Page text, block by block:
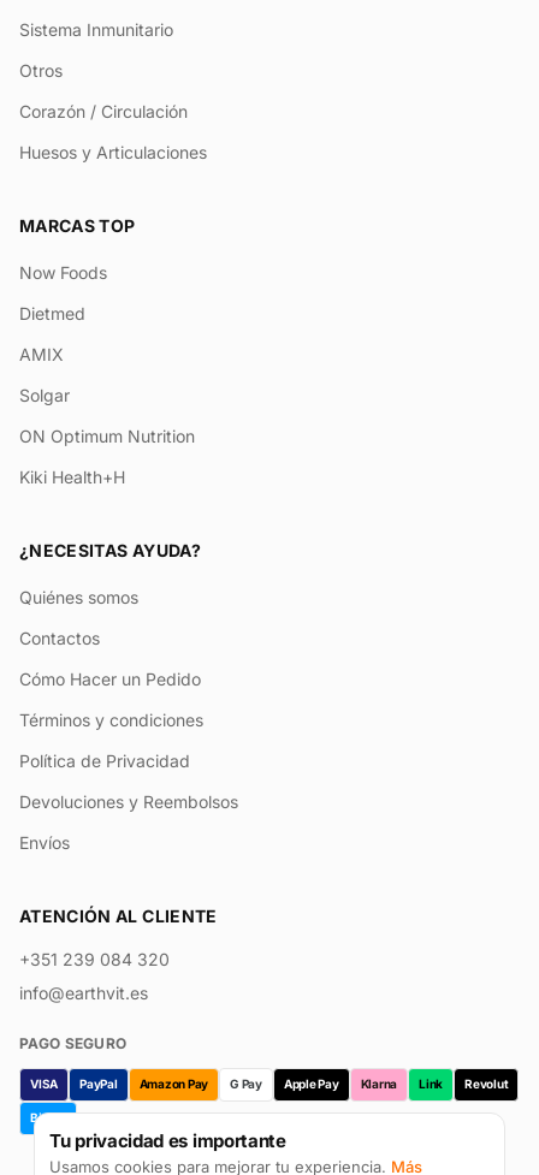
Tu privacidad es importante
Usamos cookies para mejorar tu experiencia. Más
Sistema Inmunitario
Otros
Corazón / Circulación
Huesos y Articulaciones
MARCAS TOP
Now Foods
Dietmed
AMIX
Solgar
ON Optimum Nutrition
Kiki Health+H
¿NECESITAS AYUDA?
Quiénes somos
Contactos
Cómo Hacer un Pedido
Términos y condiciones
Política de Privacidad
Devoluciones y Reembolsos
Envíos
ATENCIÓN AL CLIENTE
+351 239 084 320
info@earthvit.es
PAGO SEGURO
VISA PayPal Amazon Pay G Pay Apple Pay Klarna Link Revolut
Bizum